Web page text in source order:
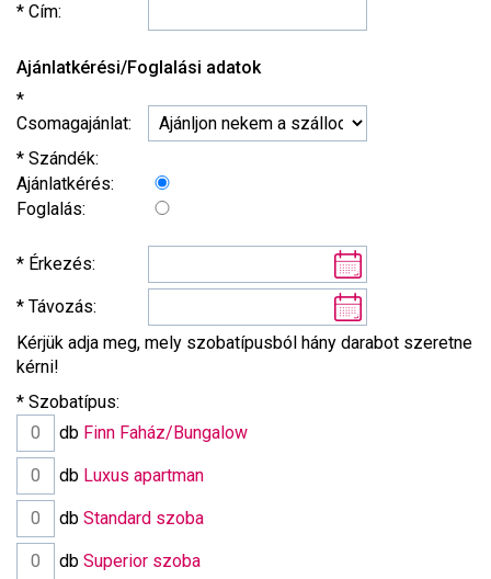
* Cím:
Ajánlatkérési/Foglalási adatok
*
Csomagajánlat:
* Szándék:
Ajánlatkérés:
Foglalás:
* Érkezés:
* Távozás:
Kérjük adja meg, mely szobatípusból hány darabot szeretne
kérni!
* Szobatípus:
db Finn Faház/Bungalow
db Luxus apartman
db Standard szoba
db Superior szoba